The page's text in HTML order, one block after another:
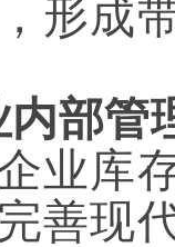
形成
部管
业库
善现